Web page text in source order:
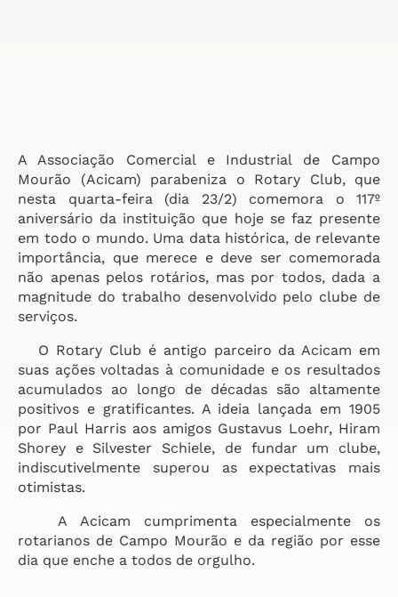
A Associação Comercial e Industrial de Campo
Mourão (Acicam) parabeniza o Rotary Club, que
nesta quarta-feira (dia 23/2) comemora o 117º
aniversário da instituição que hoje se faz presente
em todo o mundo. Uma data histórica, de relevante
importância, que merece e deve ser comemorada
não apenas pelos rotários, mas por todos, dada a
magnitude do trabalho desenvolvido pelo clube de
serviços.
O Rotary Club é antigo parceiro da Acicam em
suas ações voltadas à comunidade e os resultados
acumulados ao longo de décadas são altamente
positivos e gratificantes. A ideia lançada em 1905
por Paul Harris aos amigos Gustavus Loehr, Hiram
Shorey e Silvester Schiele, de fundar um clube,
indiscutivelmente superou as expectativas mais
otimistas.
A Acicam cumprimenta especialmente os
rotarianos de Campo Mourão e da região por esse
dia que enche a todos de orgulho.